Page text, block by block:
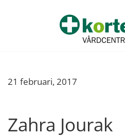
21 februari, 2017
Zahra Jourak